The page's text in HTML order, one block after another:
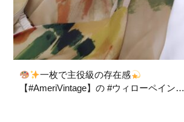
一枚で主役級の存在感
【#AmeriVintage】の #ウィローペイント